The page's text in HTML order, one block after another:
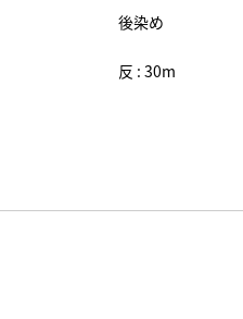
後染め
反 : 30m